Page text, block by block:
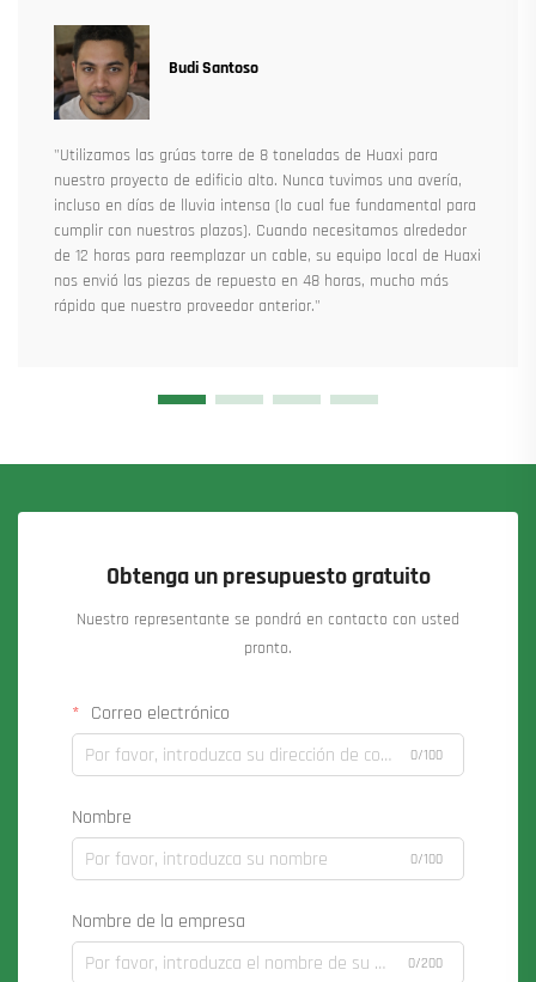
Budi Santoso
"Utilizamos las grúas torre de 8 toneladas de Huaxi para
nuestro proyecto de edificio alto. Nunca tuvimos una avería,
incluso en días de lluvia intensa (lo cual fue fundamental para
cumplir con nuestros plazos). Cuando necesitamos alrededor
de 12 horas para reemplazar un cable, su equipo local de Huaxi
nos envió las piezas de repuesto en 48 horas, mucho más
rápido que nuestro proveedor anterior."
Obtenga un presupuesto gratuito
Nuestro representante se pondrá en contacto con usted
pronto.
Correo electrónico
0/100
Nombre
0/100
Nombre de la empresa
0/200